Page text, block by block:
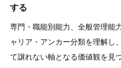
する
専門・職能別能力、全般管理能
ャリア・アンカー分類を理解し
て譲れない軸となる価値観を見